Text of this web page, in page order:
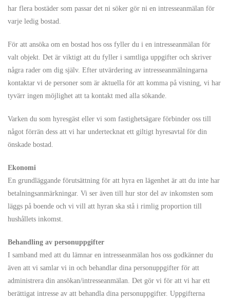
har flera bostäder som passar det ni söker gör ni en intresseanmälan för
varje ledig bostad.
För att ansöka om en bostad hos oss fyller du i en intresseanmälan för
valt objekt. Det är viktigt att du fyller i samtliga uppgifter och skriver
några rader om dig själv. Efter utvärdering av intresseanmälningarna
kontaktar vi de personer som är aktuella för att komma på visning, vi har
tyvärr ingen möjlighet att ta kontakt med alla sökande.
Varken du som hyresgäst eller vi som fastighetsägare förbinder oss till
något förrän dess att vi har undertecknat ett giltigt hyresavtal för din
önskade bostad.
Ekonomi
En grundläggande förutsättning för att hyra en lägenhet är att du inte har
betalningsanmärkningar. Vi ser även till hur stor del av inkomsten som
läggs på boende och vi vill att hyran ska stå i rimlig proportion till
hushållets inkomst.
Behandling av personuppgifter
I samband med att du lämnar en intresseanmälan hos oss godkänner du
även att vi samlar vi in och behandlar dina personuppgifter för att
administrera din ansökan/intresseanmälan. Det gör vi för att vi har ett
berättigat intresse av att behandla dina personuppgifter. Uppgifterna